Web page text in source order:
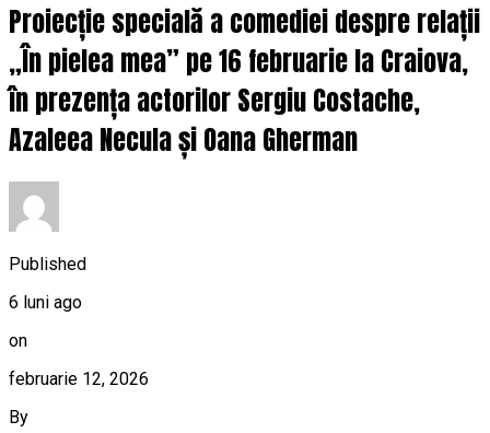
Proiecție specială a comediei despre relații
„În pielea mea” pe 16 februarie la Craiova,
în prezența actorilor Sergiu Costache,
Azaleea Necula și Oana Gherman
Published
6 luni ago
on
februarie 12, 2026
By